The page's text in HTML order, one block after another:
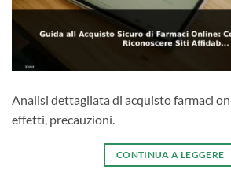
Analisi dettagliata di acquisto farmaci
effetti, precauzioni.
CONTINUA A LEGGERE